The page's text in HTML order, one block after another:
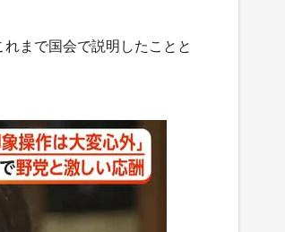
まで国会で説明したことと